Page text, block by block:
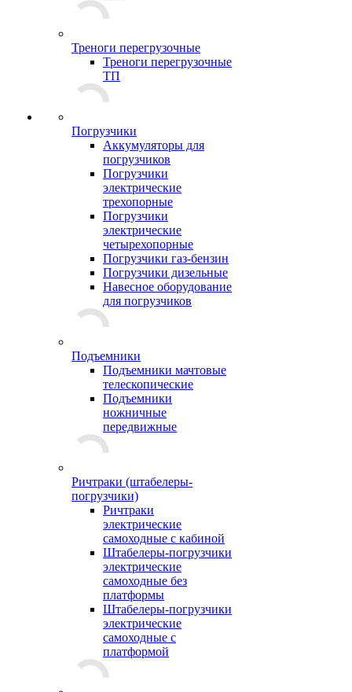
Треноги перегрузочные
Треноги перегрузочные
ТП
Погрузчики
Аккумуляторы для
погрузчиков
Погрузчики
электрические
трехопорные
Погрузчики
электрические
четырехопорные
Погрузчики газ-бензин
Погрузчики дизельные
Навесное оборудование
для погрузчиков
Подъемники
Подъемники мачтовые
телескопические
Подъемники
ножничные
передвижные
Ричтраки (штабелеры-
погрузчики)
Ричтраки
электрические
самоходные с кабиной
Штабелеры-погрузчики
электрические
самоходные без
платформы
Штабелеры-погрузчики
электрические
самоходные с
платформой